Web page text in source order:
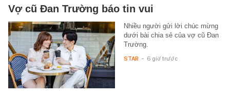
Vợ cũ Đan Trường báo tin vui
Nhiều người gửi lời chúc mừng
dưới bài chia sẻ của vợ cũ Đan
Trường.
STAR - 6 giờ trước